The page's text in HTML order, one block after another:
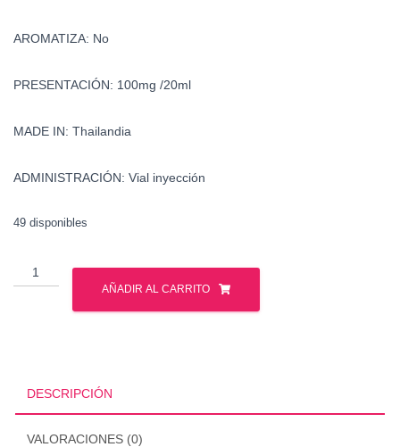
AROMATIZA: No
PRESENTACIÓN: 100mg /20ml
MADE IN: Thailandia
ADMINISTRACIÓN: Vial inyección
49 disponibles
Primobolan
-
Metenolona
AÑADIR AL CARRITO
DESCRIPCIÓN
VALORACIONES (0)